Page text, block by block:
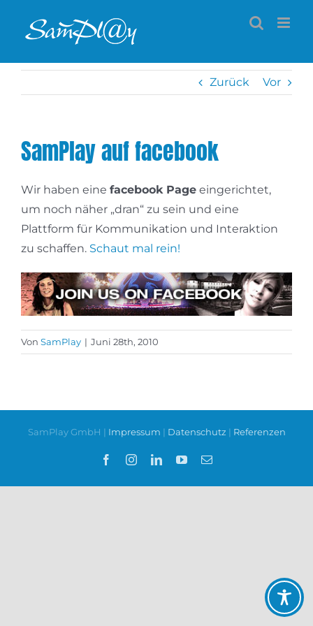
Inhalt
Zurück Vor
SamPlay auf facebook
Wir haben eine facebook Page eingerichtet,
um noch näher „dran“ zu sein und eine
Plattform für Kommunikation und Interaktion
zu schaffen. Schaut mal rein!
Von SamPlay | Juni 28th, 2010
SamPlay GmbH | Impressum | Datenschutz | Referenzen
FacebookInstagramLinkedInYouTube
E-